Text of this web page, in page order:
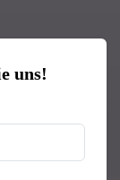
uns!